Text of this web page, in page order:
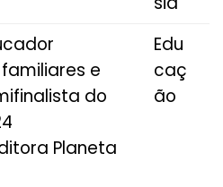
e
do
Planeta
Edu
caç
ão